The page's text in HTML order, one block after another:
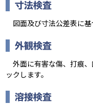
寸法検査
図面及び寸法公差表に基
外観検査
外面に有害な傷、打痕
ックします。
溶接検査